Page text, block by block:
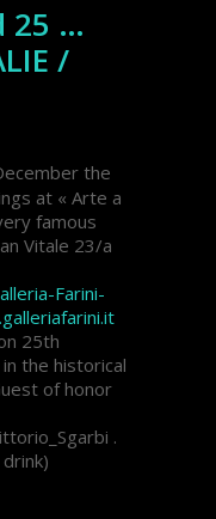
25 …
/
the
at « Arte a
famous
Vitale 23/a
Farini-
25th
the historical
of honor
.
drink)